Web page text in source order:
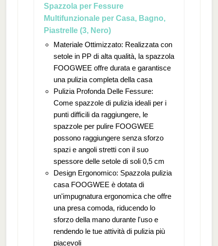
Spazzola per Fessure
Multifunzionale per Casa, Bagno,
Piastrelle (3, Nero)
Materiale Ottimizzato: Realizzata con
setole in PP di alta qualità, la spazzola
FOOGWEE offre durata e garantisce
una pulizia completa della casa
Pulizia Profonda Delle Fessure:
Come spazzole di pulizia ideali per i
punti difficili da raggiungere, le
spazzole per pulire FOOGWEE
possono raggiungere senza sforzo
spazi e angoli stretti con il suo
spessore delle setole di soli 0,5 cm
Design Ergonomico: Spazzola pulizia
casa FOOGWEE è dotata di
un'impugnatura ergonomica che offre
una presa comoda, riducendo lo
sforzo della mano durante l'uso e
rendendo le tue attività di pulizia più
piacevoli